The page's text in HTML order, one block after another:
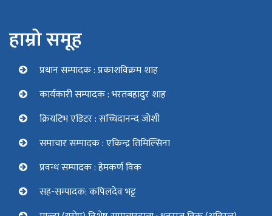
हाम्रो समूह
प्रधान सम्पादक : प्रकाशविक्रम शाह
कार्यकारी सम्पादक : भरतबहादुर शाह
क्रियटिभ एडिटर : सच्चिदानन्द जोशी
समाचार सम्पादक : एकिन्द्र तिमिल्सिना
प्रवन्ध सम्पादक : हेमकर्ण विक
सह-सम्पादक: कपिलदेव भट्ट